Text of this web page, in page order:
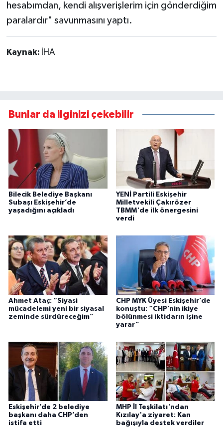
hesabımdan, kendi alışverişlerim için gönderdiğim
paralardır" savunmasını yaptı.
Kaynak: İHA
Bunlar da ilginizi çekebilir
Bilecik Belediye Başkanı
Subaşı Eskişehir’de
yaşadığını açıkladı
YENİ Partili Eskişehir
Milletvekili Çakırözer
TBMM'de ilk önergesini
verdi
Ahmet Ataç: “Siyasi
mücadelemi yeni bir siyasal
zeminde sürdüreceğim”
CHP MYK Üyesi Eskişehir’de
konuştu: “CHP’nin ikiye
bölünmesi iktidarın işine
yarar”
Eskişehir’de 2 belediye
başkanı daha CHP’den
istifa etti
MHP İl Teşkilatı'ndan
Kızılay'a ziyaret: Kan
bağışıyla destek verdiler